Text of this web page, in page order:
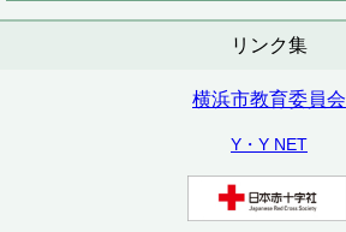
リンク集
横浜市教育委員会
Y・Y NET